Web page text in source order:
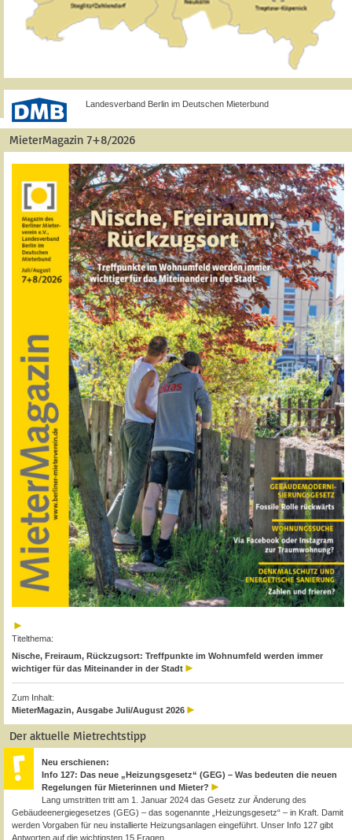
Landesverband Berlin im Deutschen Mieterbund
MieterMagazin 7+8/2026
Titelthema:
Nische, Freiraum, Rückzugsort: Treffpunkte im Wohnumfeld werden immer
wichtiger für das Miteinander in der Stadt
Zum Inhalt:
MieterMagazin, Ausgabe Juli/August 2026
Der aktuelle Mietrechtstipp
Neu erschienen:
Info 127: Das neue „Heizungsgesetz“ (GEG) – Was bedeuten die neuen
Regelungen für Mieterinnen und Mieter?
Lang umstritten tritt am 1. Januar 2024 das Gesetz zur Änderung des
Gebäudeenergiegesetzes (GEG) – das sogenannte „Heizungsgesetz“ – in Kraft. Damit
werden Vorgaben für neu installierte Heizungsanlagen eingeführt. Unser Info 127 gibt
Antworten auf die wichtigsten 15 Fragen.